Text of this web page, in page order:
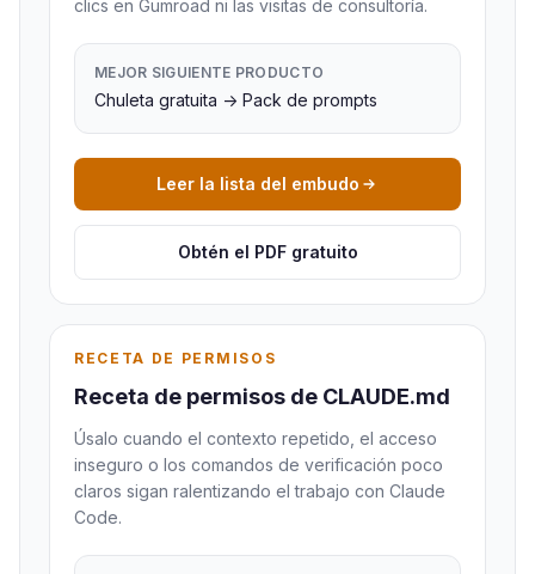
clics en Gumroad ni las visitas de consultoría.
MEJOR SIGUIENTE PRODUCTO
Chuleta gratuita -> Pack de prompts
Leer la lista del embudo
Obtén el PDF gratuito
RECETA DE PERMISOS
Receta de permisos de CLAUDE.md
Úsalo cuando el contexto repetido, el acceso
inseguro o los comandos de verificación poco
claros sigan ralentizando el trabajo con Claude
Code.